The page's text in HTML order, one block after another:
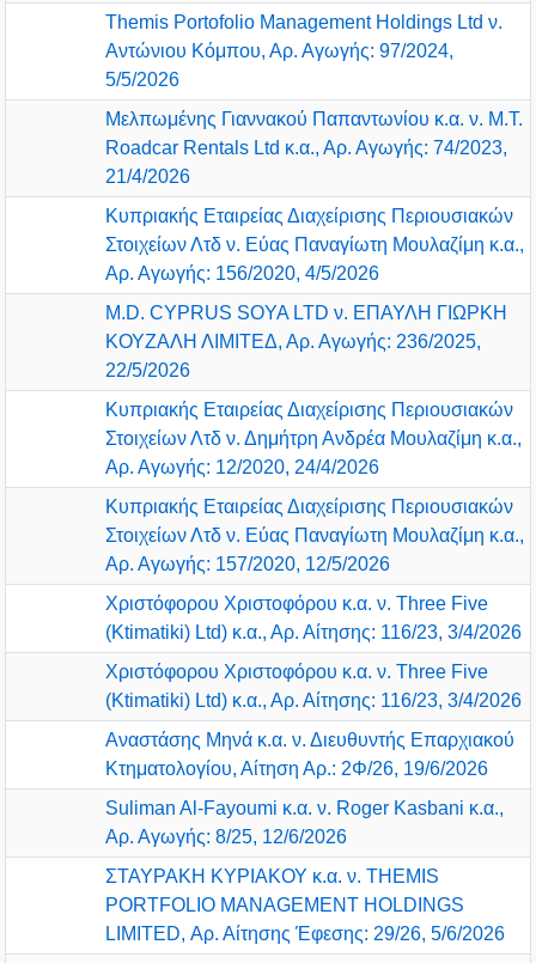
Themis Portofolio Management Holdings Ltd ν.
Αντώνιου Κόμπου, Αρ. Αγωγής: 97/2024,
5/5/2026
Μελπωμένης Γιαννακού Παπαντωνίου κ.α. ν. M.T.
Roadcar Rentals Ltd κ.α., Αρ. Αγωγής: 74/2023,
21/4/2026
Κυπριακής Εταιρείας Διαχείρισης Περιουσιακών
Στοιχείων Λτδ ν. Εύας Παναγίωτη Μουλαζίμη κ.α.,
Αρ. Αγωγής: 156/2020, 4/5/2026
M.D. CYPRUS SOYA LTD ν. ΕΠΑΥΛΗ ΓΙΩΡΚΗ
ΚΟΥΖΑΛΗ ΛΙΜΙΤΕΔ, Αρ. Αγωγής: 236/2025,
22/5/2026
Κυπριακής Εταιρείας Διαχείρισης Περιουσιακών
Στοιχείων Λτδ ν. Δημήτρη Ανδρέα Μουλαζίμη κ.α.,
Αρ. Αγωγής: 12/2020, 24/4/2026
Κυπριακής Εταιρείας Διαχείρισης Περιουσιακών
Στοιχείων Λτδ ν. Εύας Παναγίωτη Μουλαζίμη κ.α.,
Αρ. Αγωγής: 157/2020, 12/5/2026
Χριστόφορου Χριστοφόρου κ.α. ν. Three Five
(Ktimatiki) Ltd) κ.α., Αρ. Αίτησης: 116/23, 3/4/2026
Χριστόφορου Χριστοφόρου κ.α. ν. Three Five
(Ktimatiki) Ltd) κ.α., Αρ. Αίτησης: 116/23, 3/4/2026
Αναστάσης Μηνά κ.α. ν. Διευθυντής Επαρχιακού
Κτηματολογίου, Αίτηση Αρ.: 2Φ/26, 19/6/2026
Suliman Al-Fayoumi κ.α. ν. Roger Kasbani κ.α.,
Αρ. Αγωγής: 8/25, 12/6/2026
ΣΤΑΥΡΑΚΗ ΚΥΡΙΑΚΟΥ κ.α. ν. THEMIS
PORTFOLIO MANAGEMENT HOLDINGS
LIMITED, Αρ. Αίτησης Έφεσης: 29/26, 5/6/2026